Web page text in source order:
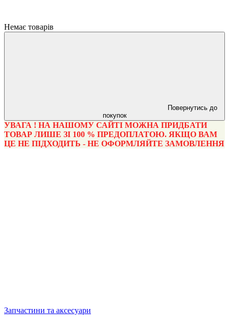
Немає товарів
Повернутись до
покупок
УВАГА ! НА НАШОМУ САЙТІ МОЖНА ПРИДБАТИ
ТОВАР ЛИШЕ ЗІ 100 % ПРЕДОПЛАТОЮ. ЯКЩО ВАМ
ЦЕ НЕ ПІДХОДИТЬ - НЕ ОФОРМЛЯЙТЕ ЗАМОВЛЕННЯ
Запчастини та аксесуари